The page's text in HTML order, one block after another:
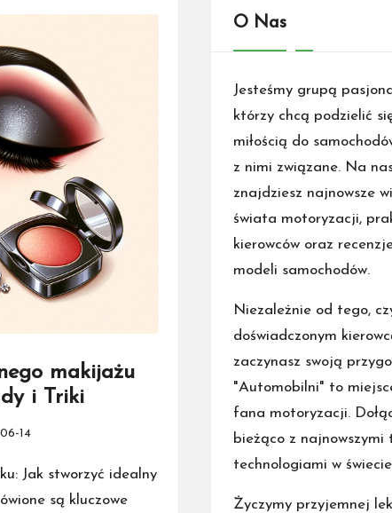
makijażu
i Triki
14
Jak stworzyć idealny
są kluczowe
O Nas
Jesteśmy grupą
którzy chcą podzielić
miłością do
z nimi związane. Na
znajdziesz najnowsze
świata motoryzacji,
kierowców oraz
modeli samochodów.
Niezależnie od tego,
doświadczonym
zaczynasz swoją
"Automobilni" to
fana motoryzacji.
bieżąco z najnowszymi
technologiami w
Życzymy przyjemnej